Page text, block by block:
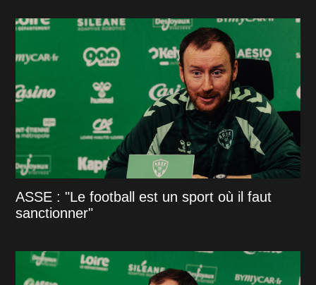
ASSE : "Le football est un sport où il faut
sanctionner"